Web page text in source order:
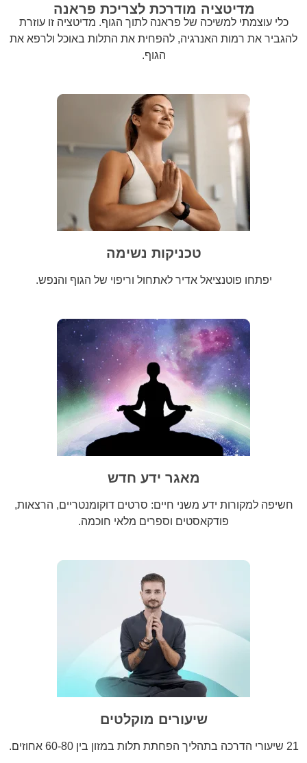
מדיטציה מודרכת לצריכת פראנה
כלי עוצמתי למשיכה של פראנה לתוך הגוף. מדיטציה זו עוזרת
להגביר את רמות האנרגיה, להפחית את התלות באוכל ולרפא את
הגוף.
טכניקות נשימה
יפתחו פוטנציאל אדיר לאתחול וריפוי של הגוף והנפש.
מאגר ידע חדש
חשיפה למקורות ידע משני חיים: סרטים דוקומנטריים, הרצאות,
פודקאסטים וספרים מלאי חוכמה.
שיעורים מוקלטים
21 שיעורי הדרכה בתהליך הפחתת תלות במזון בין 60-80 אחוזים.